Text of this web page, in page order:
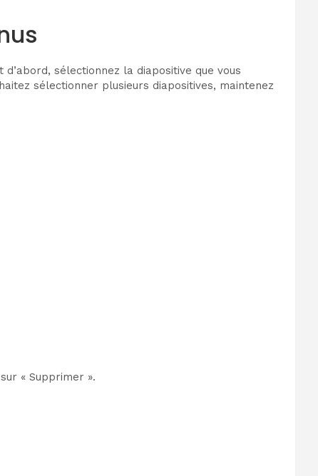
sélectionnez la diapositive que vous
sélectionner plusieurs diapositives, maintenez
« Supprimer ».